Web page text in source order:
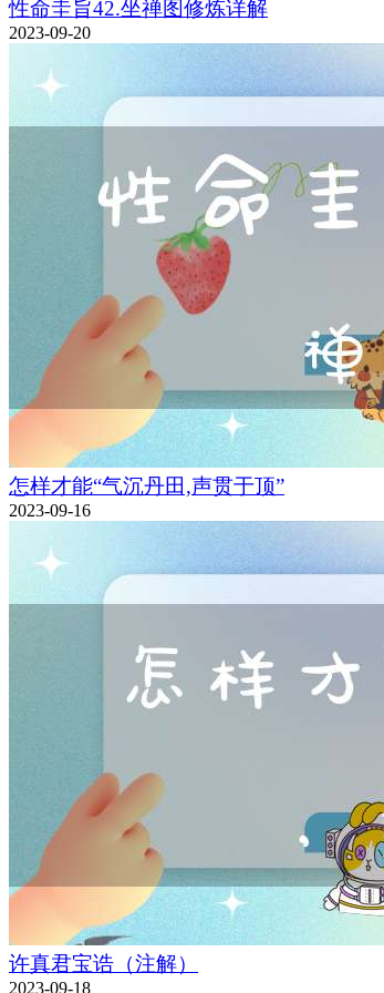
性命圭旨42.坐禅图修炼详解
2023-09-20
怎样才能“气沉丹田,声贯于顶”
2023-09-16
许真君宝诰（注解）
2023-09-18